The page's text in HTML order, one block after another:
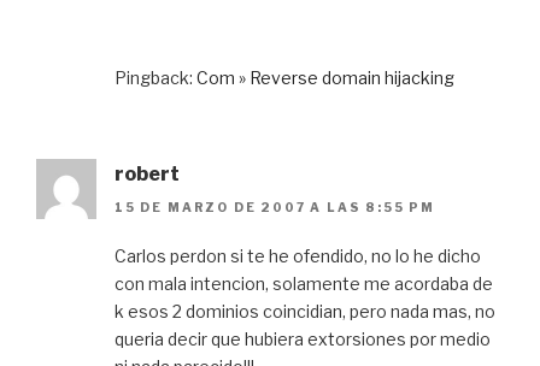
Pingback: Com » Reverse domain hijacking
robert
15 DE MARZO DE 2007 A LAS 8:55 PM
Carlos perdon si te he ofendido, no lo he dicho
con mala intencion, solamente me acordaba de
k esos 2 dominios coincidian, pero nada mas, no
queria decir que hubiera extorsiones por medio